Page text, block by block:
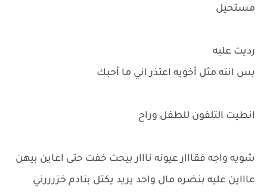
مستحيل
رديت عليه
بس انته مثل أخويه اعتذر اني ما أحبك
انطيت التلفون للطفل وراح
شويه واجه فقااار عيونه نااار بيحث خفت حتى اعاين بيهن
عاااين عليه بنضره مال واحد يريد يكتل بنادم خزرررني